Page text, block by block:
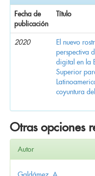
Fecha de
publicación
Título
2020
El nuevo
perspectiva
digital en la
Superior
coyuntura
Otras opciones
Autor